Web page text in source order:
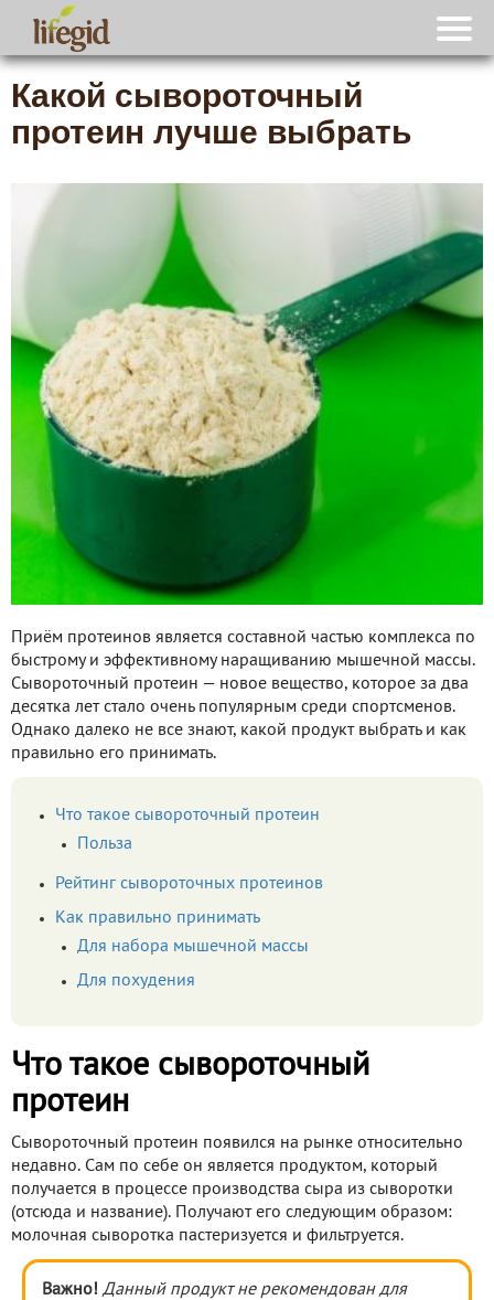
Какой сывороточный
протеин лучше выбрать
Приём протеинов является составной частью комплекса по
быстрому и эффективному наращиванию мышечной массы.
Сывороточный протеин — новое вещество, которое за два
десятка лет стало очень популярным среди спортсменов.
Однако далеко не все знают, какой продукт выбрать и как
правильно его принимать.
Что такое сывороточный протеин
Польза
Рейтинг сывороточных протеинов
Как правильно принимать
Для набора мышечной массы
Для похудения
Что такое сывороточный
протеин
Сывороточный протеин появился на рынке относительно
недавно. Сам по себе он является продуктом, который
получается в процессе производства сыра из сыворотки
(отсюда и название). Получают его следующим образом:
молочная сыворотка пастеризуется и фильтруется.
Важно! Данный продукт не рекомендован для